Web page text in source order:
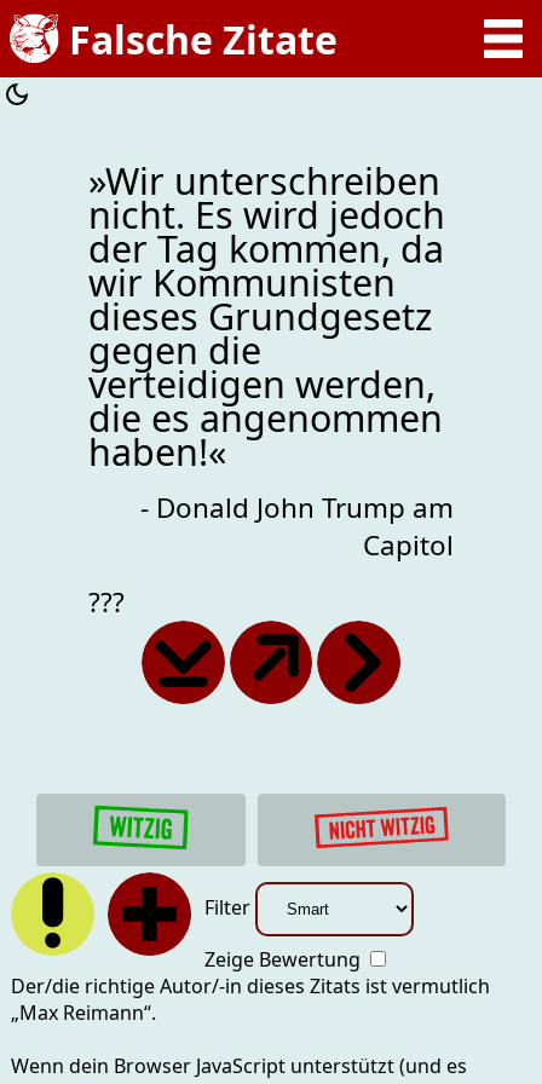
»Wir unterschreiben
nicht. Es wird jedoch
der Tag kommen, da
wir Kommunisten
dieses Grundgesetz
gegen die
verteidigen werden,
die es angenommen
haben!«
- Donald John Trump am
Capitol
???
Filter
Zeige Bewertung
Der/die richtige Autor/-in dieses Zitats ist vermutlich
„Max Reimann“.
Wenn dein Browser JavaScript unterstützt (und es